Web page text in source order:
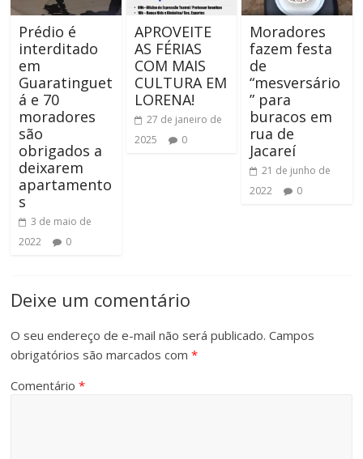
Prédio é
interditado
em
Guaratinguet
á e 70
moradores
são
obrigados a
deixarem
apartamento
s
3 de maio de
2022
0
APROVEITE
AS FÉRIAS
COM MAIS
CULTURA EM
LORENA!
27 de janeiro de
2025
0
Moradores
fazem festa
de
“mesversário
” para
buracos em
rua de
Jacareí
21 de junho de
2022
0
Deixe um comentário
O seu endereço de e-mail não será publicado. Campos
obrigatórios são marcados com*
Comentário*